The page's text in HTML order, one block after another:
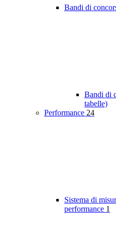
Bandi di
Bandi di
tabelle)
Performance 24
Sistema di
performance 1